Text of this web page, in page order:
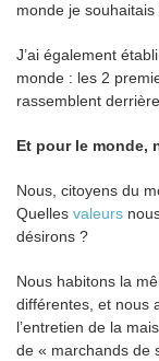
monde je souhaitais
J’ai également
monde : les 2
rassemblent
Et pour le monde,
Nous, citoyens du
Quelles valeurs
désirons ?
Nous habitons la
différentes, et nous
l’entretien de la
de « marchands de